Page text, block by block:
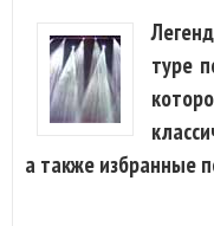
туре
а также избранные